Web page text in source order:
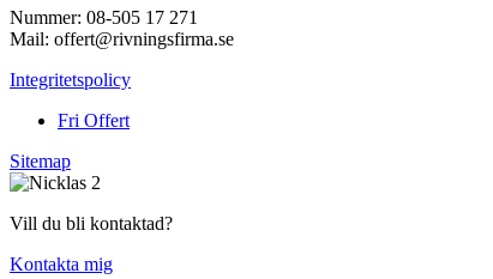
Nummer: 08-505 17 271
Mail: offert@rivningsfirma.se
Integritetspolicy
Fri Offert
Sitemap
Vill du bli kontaktad?
Kontakta mig